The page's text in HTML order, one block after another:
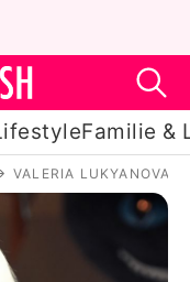
Familie &
VALERIA LUKYANOVA